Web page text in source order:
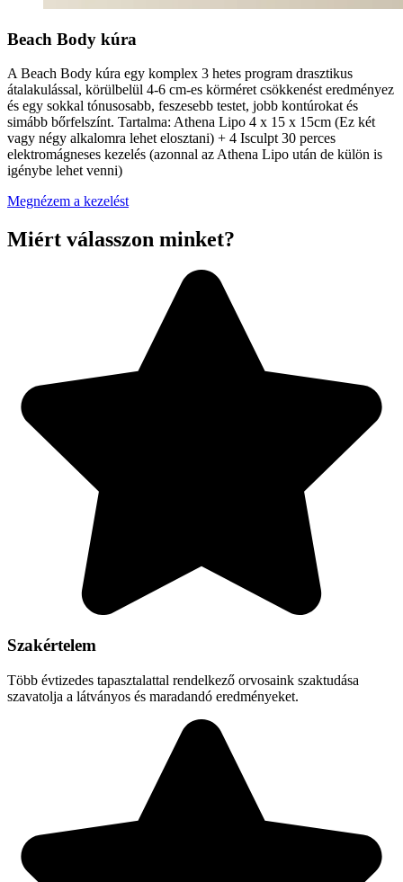
Beach Body kúra
A Beach Body kúra egy komplex 3 hetes program drasztikus
átalakulással, körülbelül 4-6 cm-es körméret csökkenést eredményez
és egy sokkal tónusosabb, feszesebb testet, jobb kontúrokat és
simább bőrfelszínt. Tartalma: Athena Lipo 4 x 15 x 15cm (Ez két
vagy négy alkalomra lehet elosztani) + 4 Isculpt 30 perces
elektromágneses kezelés (azonnal az Athena Lipo után de külön is
igénybe lehet venni)
Megnézem a kezelést
Miért válasszon minket?
Szakértelem
Több évtizedes tapasztalattal rendelkező orvosaink szaktudása
szavatolja a látványos és maradandó eredményeket.